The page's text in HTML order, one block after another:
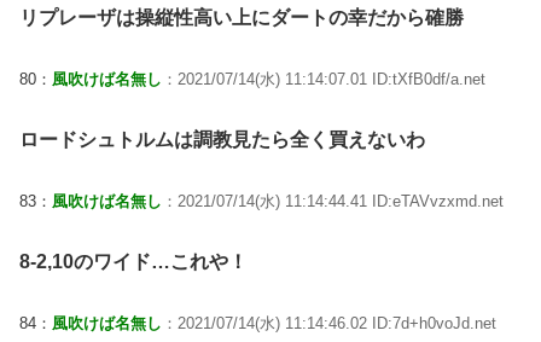
リプレーザは操縦性高い上にダートの幸だから確勝
80： 風吹けば名無し ：2021/07/14(水) 11:14:07.01 ID:tXfB0df/a.net
ロードシュトルムは調教見たら全く買えないわ
83： 風吹けば名無し ：2021/07/14(水) 11:14:44.41 ID:eTAVvzxmd.net
8-2,10のワイド…これや！
84： 風吹けば名無し ：2021/07/14(水) 11:14:46.02 ID:7d+h0voJd.net